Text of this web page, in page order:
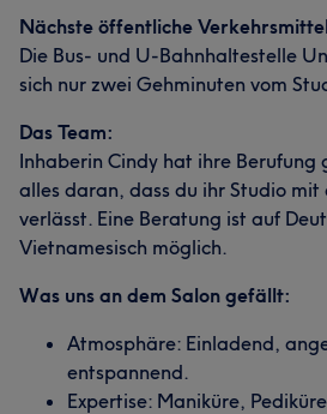
Nächste öffentliche
Die Bus- und U-Bahnhaltestelle
sich nur zwei Gehminuten vom
Das Team:
Inhaberin Cindy hat ihre Berufung
alles daran, dass du ihr Studio mit
verlässt. Eine Beratung ist auf
Vietnamesisch möglich.
Was uns an dem Salon gefällt:
Atmosphäre: Einladend,
entspannend.
Expertise: Maniküre,